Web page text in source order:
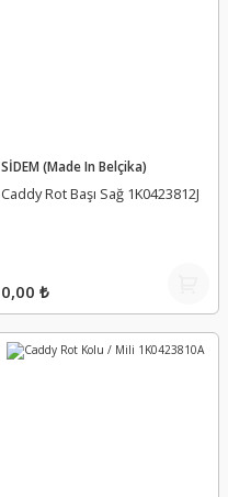
SİDEM (Made In Belçika)
Caddy Rot Başı Sağ 1K0423812J
0,00 ₺